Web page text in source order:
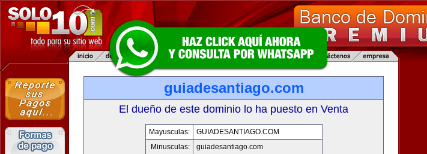
guiadesantiago.com
El dueño de este dominio lo ha puesto en Venta
Mayusculas:
GUIADESANTIAGO.COM
Minusculas:
guiadesantiago.com